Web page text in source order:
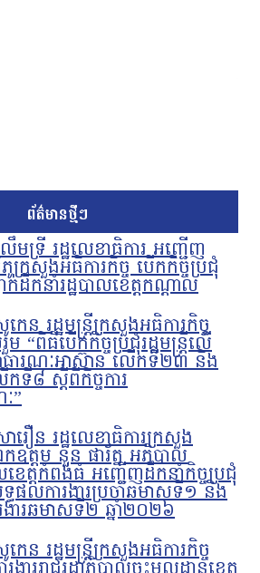
ព័ត៌មានថ្មីៗ
ទ្រី រដ្ឋលេខាធិការ អញ្ជើញ
រសួងអធិការកិច្ច បើកកិច្ចប្រជុំ
ក់ដឹកនាំរដ្ឋបាលខេត្តកណ្តាល
ន រដ្ឋមន្រ្តីក្រសួងអធិការកិច្ច
“ពិធីបើកកិច្ចប្រជុំរដ្ឋមន្ត្រីលើ
ារណៈអាស៊ាន លើកទី២៣ និង
ទី៨ ស្តីពីកិច្ចការ
”
រឿន រដ្ឋលេខាធិការក្រសួង
ឧត្តម នួន ផារ័ត្ន អភិបាល
ត្តកំពង់ធំ អញ្ជើញដឹកនាំកិច្ចប្រជុំ
ផលការងារប្រចាំឆមាសទី១ និង
ារឆមាសទី២ ឆ្នាំ២០២៦
ន រដ្ឋមន្រ្តីក្រសួងអធិការកិច្ច